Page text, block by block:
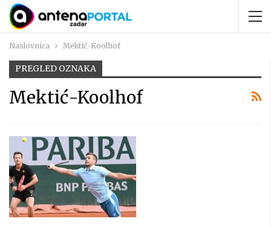
Naslovnica Mektić-Koolhof
PREGLED OZNAKA
Mektić-Koolhof